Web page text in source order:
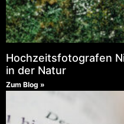
Hochzeitsfotografen
in der Natur
Zum Blog »